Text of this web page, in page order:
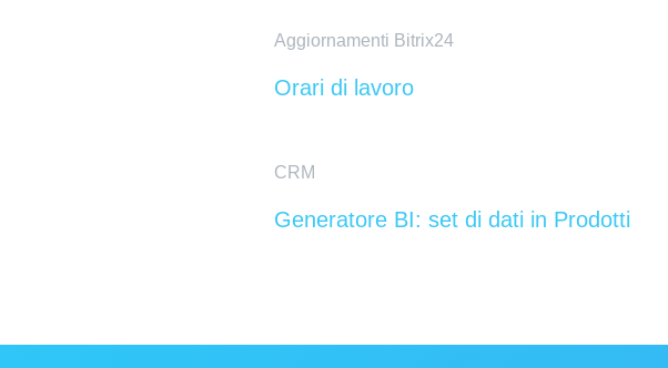
Aggiornamenti Bitrix24
Orari di lavoro
CRM
Generatore BI: set di dati in Prodotti